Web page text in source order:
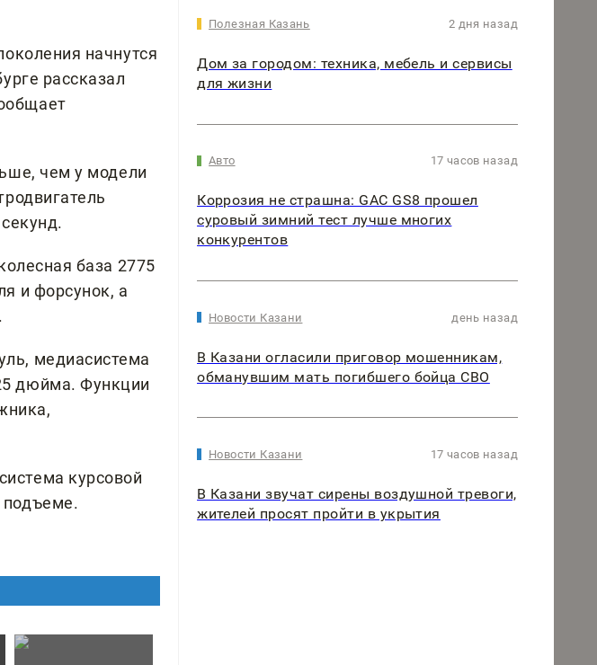
начнутся
рассказал
чем у модели
база 2775
и форсунок, а
медиасистема
дюйма. Функции
курсовой
подъеме.
Полезная Казань 2 дня назад
Дом за городом: техника, мебель и сервисы
для жизни
Авто 17 часов назад
Коррозия не страшна: GAC GS8 прошел
суровый зимний тест лучше многих
конкурентов
Новости Казани день назад
В Казани огласили приговор мошенникам,
обманувшим мать погибшего бойца СВО
Новости Казани 17 часов назад
В Казани звучат сирены воздушной тревоги,
жителей просят пройти в укрытия